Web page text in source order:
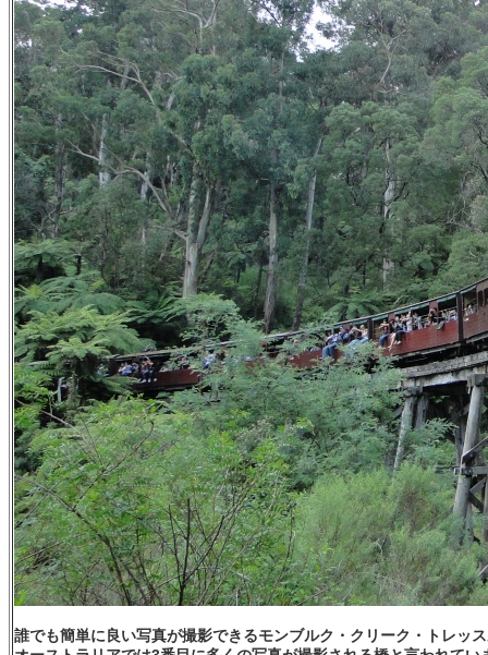
誰でも簡単に良い写真が撮影できるモンブルク・クリーク・トレッ